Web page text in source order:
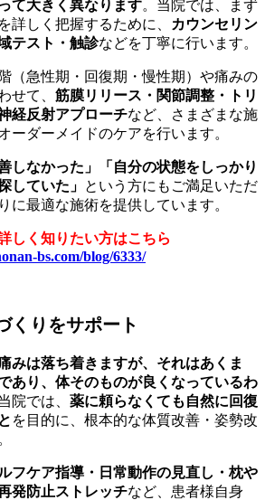
て大きく異なります。当院では、まず
詳しく把握するために、 カウンセリン
テスト・触診などを丁寧に行います。
（急性期・回復期・慢性期）や痛みの
せて、 筋膜リリース・関節調整・トリ
経反射アプローチなど、さまざまな施
ーダーメイドのケアを行います。
しなかった」「自分の状態をしっかり
していた」 という方にもご満足いただ
に最適な施術を提供しています。
しく知りたい方はこちら
bs.com/blog/6333/
くりをサポート
みは落ち着きますが、それはあくま
あり、体そのものが良くなっているわ
院では、 薬に頼らなくても自然に回復
を目的に、根本的な体質改善・姿勢改
フケア指導・日常動作の見直し・枕や
発防止ストレッチなど、患者様自身